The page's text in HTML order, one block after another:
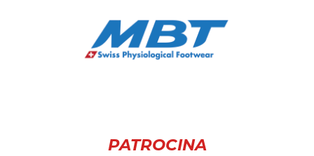
PATROCINA